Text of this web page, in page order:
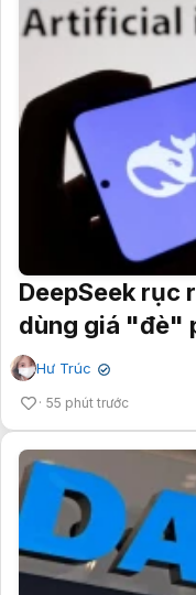
DeepSeek rục
dùng giá "đè"
Hư Trúc ✔
55 phút trước